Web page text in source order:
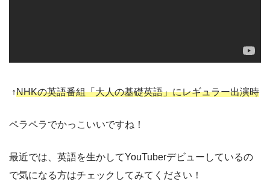
↑NHKの英語番組「大人の基礎英語」にレギュラー出演時
ペラペラでかっこいいですね！
最近では、英語を生かしてYouTuberデビューしているの
で気になる方はチェックしてみてください！